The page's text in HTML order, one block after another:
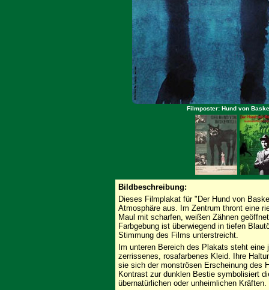
Filmposter: Hund von
Bildbeschreibung:
Dieses Filmplakat für "Der Hund von
Atmosphäre aus. Im Zentrum thront eine
Maul mit scharfen, weißen Zähnen
Farbgebung ist überwiegend in tiefen
Stimmung des Films unterstreicht.
Im unteren Bereich des Plakats steht
zerrissenes, rosafarbenes Kleid. Ihre
sie sich der monströsen Erscheinung des
Kontrast zur dunklen Bestie symbolisiert
übernatürlichen oder unheimlichen Kräften.